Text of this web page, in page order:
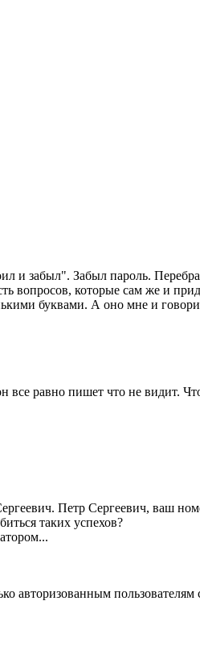
и забыл". Забыл пароль.
вопросов, которые сам же и
буквами. А оно мне и
равно пишет что не видит.
Петр Сергеевич, ваш
таких успехов?
авторизованным